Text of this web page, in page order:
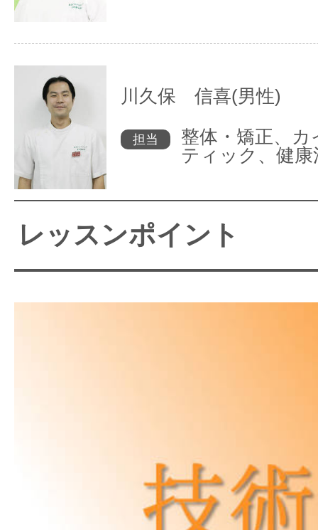
川久保 信喜(男性)
担当
整体・矯正、
ティック、健康
レッスンポイント